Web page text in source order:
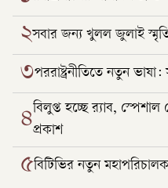
২সবার জন্য খুলল জুলাই
৩পররাষ্ট্রনীতিতে নতুন
৪বিলুপ্ত হচ্ছে র‍্যাব,
প্রকাশ
৫বিটিভির নতুন